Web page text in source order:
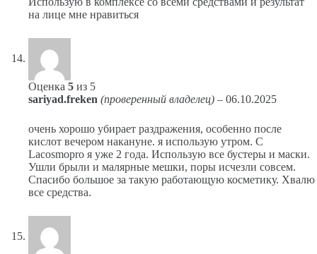
на лице мне нравиться
Оценка 5 из 5
sariyad.freken (проверенный владелец) – 06.10.2025
очень хорошо убирает раздражения, особенно после
кислот вечером накануне. я использую утром. С
Lacosmopro я уже 2 года. Использую все бустеры и маски.
Ушли брыли и малярные мешки, поры исчезли совсем.
Спасибо большое за такую работающую косметику. Хвалю
все средства.